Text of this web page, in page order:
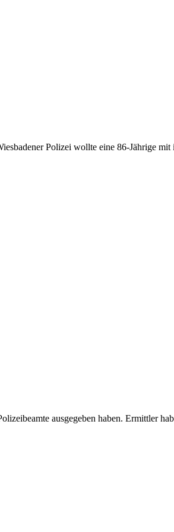
Polizei wollte eine 86-Jährige mit
ausgegeben haben. Ermittler